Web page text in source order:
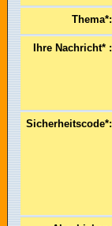
Thema*:
Ihre Nachricht* :
Sicherheitscode*: